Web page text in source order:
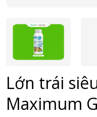
Lớn trái
Maximum